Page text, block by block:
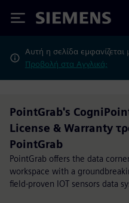
Siemens
Αυτή η σελίδα
Προβολή στα Αγγλικά;
PointGrab's
License & Warranty
PointGrab
PointGrab offers the data
workspace with a
field-proven IOT sensors data